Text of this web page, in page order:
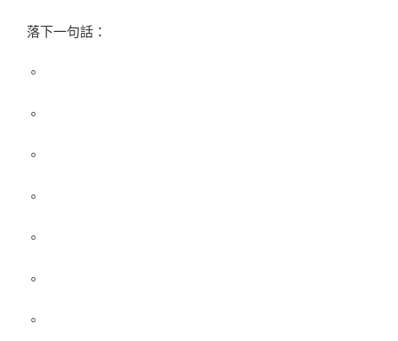
落下一句話：
。
。
。
。
。
。
。